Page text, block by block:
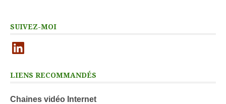
SUIVEZ-MOI
LinkedIn
LIENS RECOMMANDÉS
Chaines vidéo Internet